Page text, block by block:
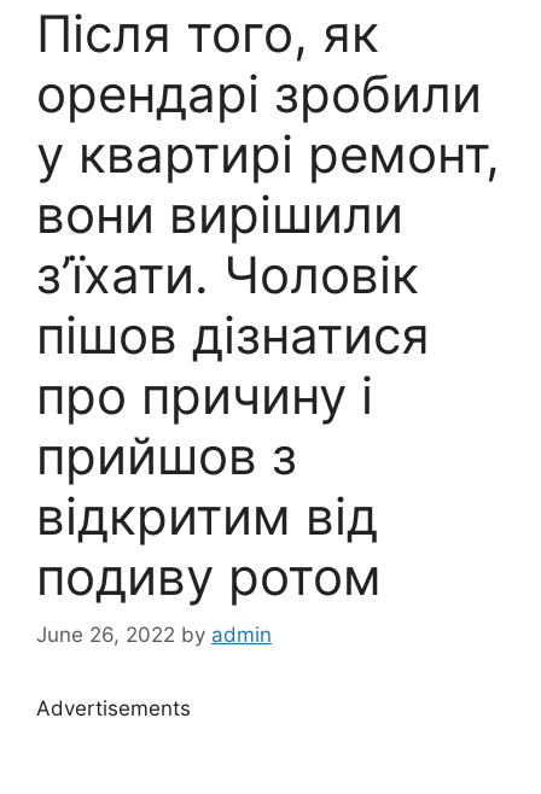
Після того, як
орендарі зробили
у квартирі ремонт,
вони вирішили
з’їхати. Чоловік
пішов дізнатися
про причину і
прийшов з
відкритим від
подиву ротом
June 26, 2022 by admin
Advertisements